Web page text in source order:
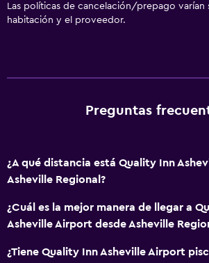
Las políticas de cancelación/prepago varían
habitación y el proveedor.
Preguntas
¿A qué distancia está Quality Inn
Asheville Regional?
¿Cuál es la mejor manera de llegar a
Asheville Airport desde Asheville
¿Tiene Quality Inn Asheville Airport